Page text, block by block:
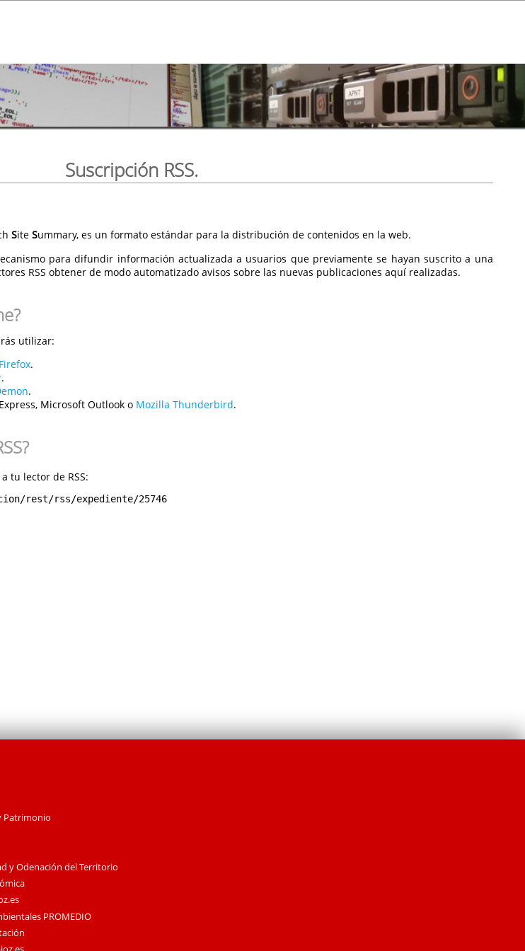
Suscripción RSS.
Site Summary, es un formato estándar para la distribución de contenidos en la web.
para difundir información actualizada a usuarios que previamente se hayan suscrito a una
RSS obtener de modo automatizado avisos sobre las nuevas publicaciones aquí realizadas.
utilizar:
.
.
.
Microsoft Outlook o Mozilla Thunderbird.
tu lector de RSS:
rest/rss/expediente/25746
Patrimonio
y Odenación del Territorio
PROMEDIO